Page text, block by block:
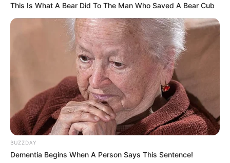
This Is What A Bear Did To The Man Who Saved A Bear Cub
BUZZDAY
Dementia Begins When A Person Says This Sentence!